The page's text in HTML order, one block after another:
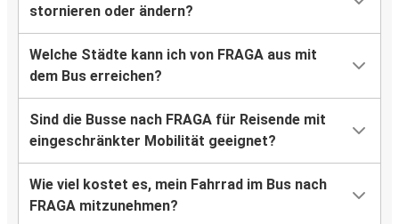
stornieren oder ändern?
Welche Städte kann ich von FRAGA aus mit
dem Bus erreichen?
Sind die Busse nach FRAGA für Reisende mit
eingeschränkter Mobilität geeignet?
Wie viel kostet es, mein Fahrrad im Bus nach
FRAGA mitzunehmen?